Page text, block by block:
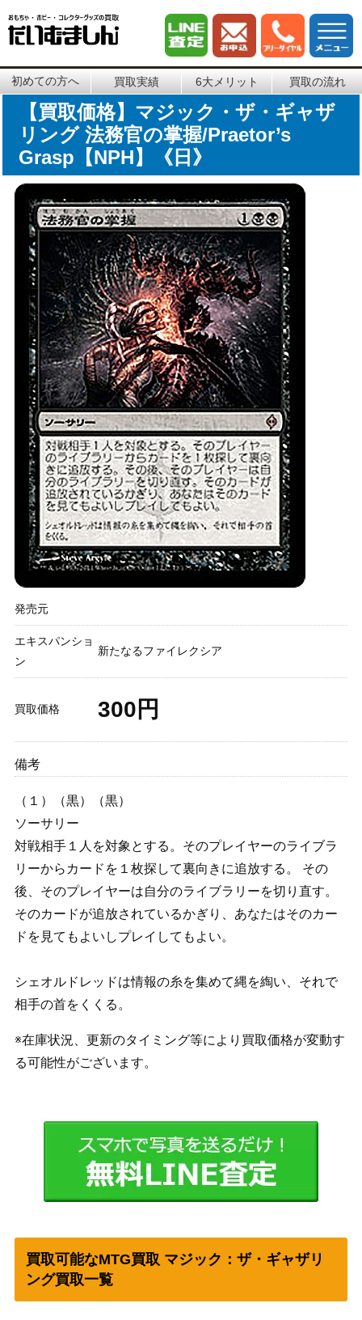
初めての方へ 買取実績 6大メリット 買取の流れ
【買取価格】マジック・ザ・ギャザ
リング 法務官の掌握/Praetor’s
Grasp【NPH】《日》
発売元
エキスパンショ
ン
新たなるファイレクシア
買取価格 300円
備考
（１）（黒）（黒）
ソーサリー
対戦相手１人を対象とする。そのプレイヤーのライブラ
リーからカードを１枚探して裏向きに追放する。 その
後、そのプレイヤーは自分のライブラリーを切り直す。
そのカードが追放されているかぎり、あなたはそのカー
ドを見てもよいしプレイしてもよい。
シェオルドレッドは情報の糸を集めて縄を綯い、それで
相手の首をくくる。
※在庫状況、更新のタイミング等により買取価格が変動す
る可能性がございます。
買取可能なMTG買取 マジック：ザ・ギャザリ
ング買取一覧